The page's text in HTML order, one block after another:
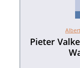
Pieter